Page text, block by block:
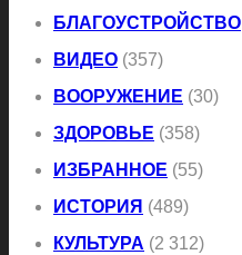
БЛАГОУСТРОЙСТВО
ВИДЕО (357)
ВООРУЖЕНИЕ (30)
ЗДОРОВЬЕ (358)
ИЗБРАННОЕ (55)
ИСТОРИЯ (489)
КУЛЬТУРА (2 312)